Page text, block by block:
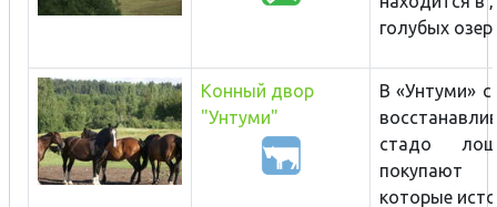
голубых
Конный двор
"Унтуми"
В «Унтуми»
стадо
покупают
которые